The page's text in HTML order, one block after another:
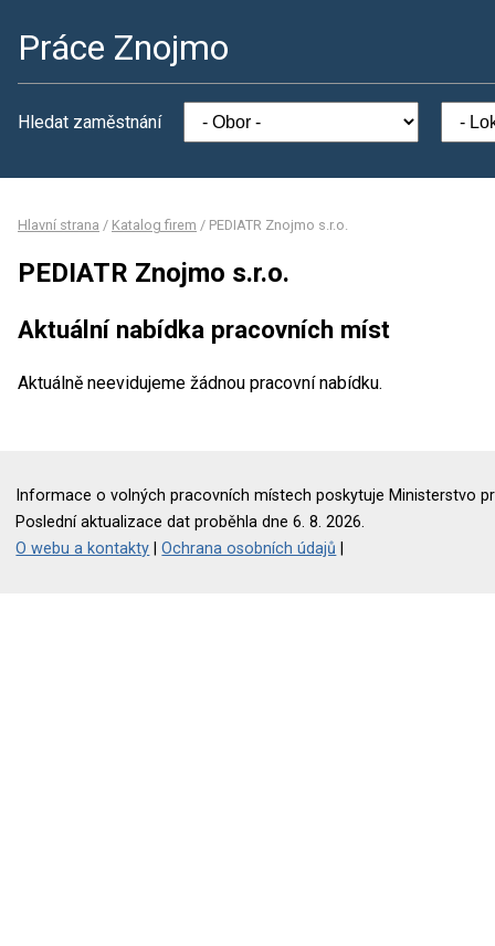
Práce Znojmo
Hledat zaměstnání
Hlavní strana / Katalog firem / PEDIATR Znojmo s.r.o.
PEDIATR Znojmo s.r.o.
Aktuální nabídka pracovních míst
Aktuálně neevidujeme žádnou pracovní nabídku.
Informace o volných pracovních místech poskytuje Ministerstvo
Poslední aktualizace dat proběhla dne 6. 8. 2026.
O webu a kontakty |Ochrana osobních údajů